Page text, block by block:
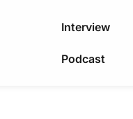
Interview
Podcast